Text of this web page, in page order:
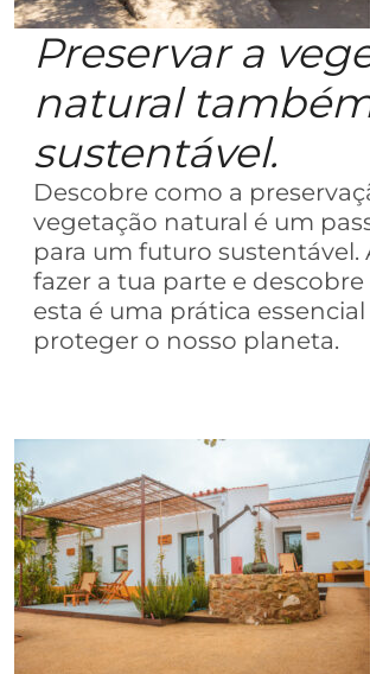
Preservar a
natural
sustentável.
Descobre como a
vegetação natural é um
para um futuro sustentável.
fazer a tua parte e
esta é uma prática essencial
proteger o nosso planeta.